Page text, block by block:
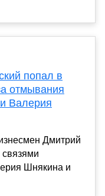
попал в
отмывания
Валерия
Дмитрий
Шнякина и